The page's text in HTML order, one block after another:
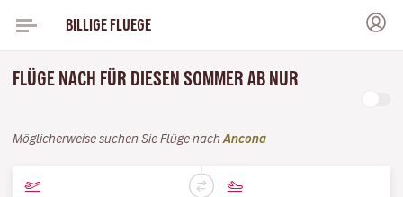
BILLIGE FLUEGE
FLÜGE NACH FÜR DIESEN SOMMER AB NUR
Möglicherweise suchen Sie Flüge nach Ancona